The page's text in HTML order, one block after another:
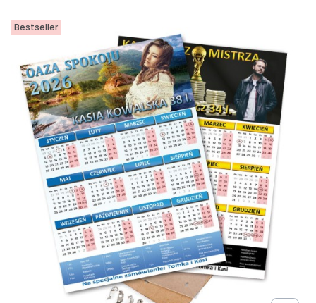
Bestseller